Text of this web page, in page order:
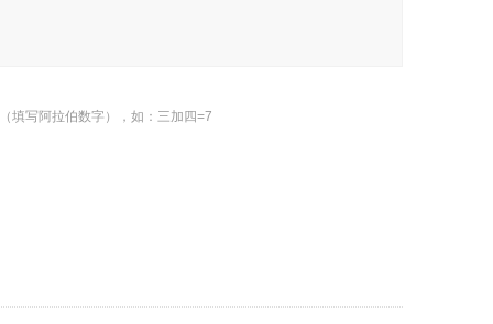
填写阿拉伯数字），如：三加四=7